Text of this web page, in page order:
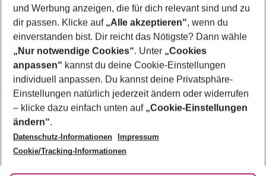
Footer
Footer navigation
Über uns
AGB
Bestpreisgarantie
Cookie-Einstellungen ändern
Cookie-Richtlinie
Agenturbetreuung
Barrierefreies Reisen
Folge uns
und Werbung anzeigen, die für dich relevant sind und zu
dir passen. Klicke auf „Alle akzeptieren“, wenn du
einverstanden bist. Dir reicht das Nötigste? Dann wähle
„Nur notwendige Cookies“. Unter „Cookies
anpassen“ kannst du deine Cookie-Einstellungen
individuell anpassen. Du kannst deine Privatsphäre-
Einstellungen natürlich jederzeit ändern oder widerrufen
– klicke dazu einfach unten auf „Cookie-Einstellungen
ändern“.
Datenschutz-Informationen
Impressum
Cookie/Tracking-Informationen